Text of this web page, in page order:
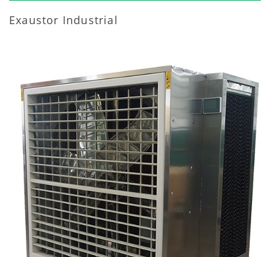
Exaustor Industrial